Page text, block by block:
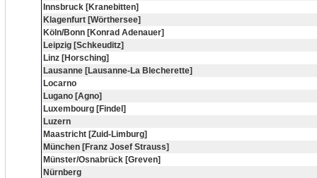
Innsbruck [Kranebitten]
Klagenfurt [Wörthersee]
Köln/Bonn [Konrad Adenauer]
Leipzig [Schkeuditz]
Linz [Horsching]
Lausanne [Lausanne-La Blecherette]
Locarno
Lugano [Agno]
Luxembourg [Findel]
Luzern
Maastricht [Zuid-Limburg]
München [Franz Josef Strauss]
Münster/Osnabrück [Greven]
Nürnberg